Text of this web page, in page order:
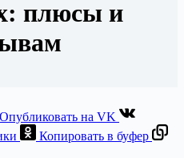
плюсы и
Опубликовать на VK
Копировать в буфер